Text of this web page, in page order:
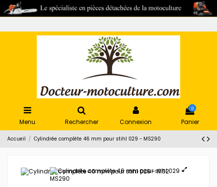
Menu Rechercher Connexion
0
Panier
Accueil Cylindrée complète 46 mm pour stihl 029 - MS290